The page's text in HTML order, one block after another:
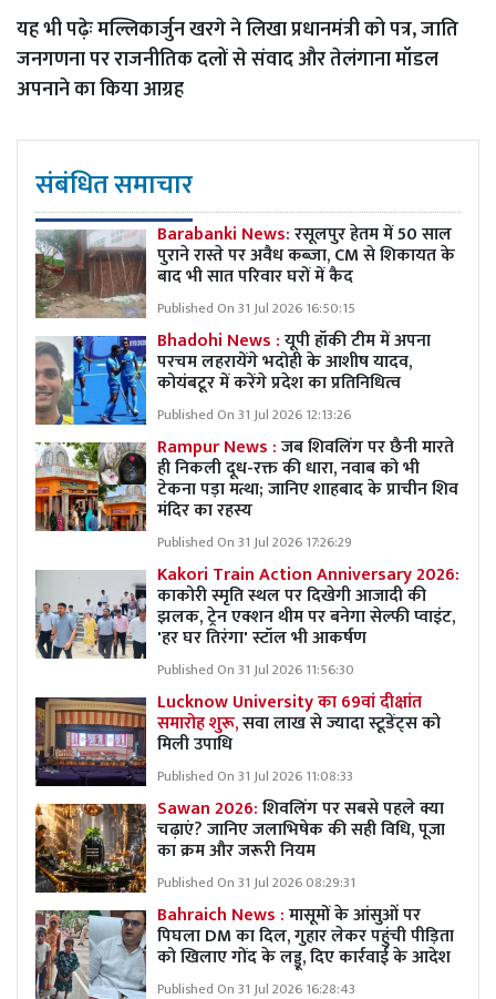
यह भी पढ़ेःमल्लिकार्जुन खरगे ने लिखा प्रधानमंत्री को पत्र, जाति
जनगणना पर राजनीतिक दलों से संवाद और तेलंगाना मॉडल
अपनाने का किया आग्रह
संबंधित समाचार
Barabanki News:रसूलपुर हेतम में 50 साल
पुराने रास्ते पर अवैध कब्ज़ा, CM से शिकायत के
बाद भी सात परिवार घरों में कैद
Published On 31 Jul 2026 16:50:15
Bhadohi News :यूपी हॉकी टीम में अपना
परचम लहरायेंगे भदोही के आशीष यादव,
कोयंबटूर में करेंगे प्रदेश का प्रतिनिधित्व
Published On 31 Jul 2026 12:13:26
Rampur News :जब शिवलिंग पर छैनी मारते
ही निकली दूध-रक्त की धारा, नवाब को भी
टेकना पड़ा मत्था; जानिए शाहबाद के प्राचीन शिव
मंदिर का रहस्य
Published On 31 Jul 2026 17:26:29
Kakori Train Action Anniversary 2026:
काकोरी स्मृति स्थल पर दिखेगी आजादी की
झलक, ट्रेन एक्शन थीम पर बनेगा सेल्फी प्वाइंट,
'हर घर तिरंगा' स्टॉल भी आकर्षण
Published On 31 Jul 2026 11:56:30
Lucknow University का 69वां दीक्षांत
समारोह शुरू,सवा लाख से ज्यादा स्टूडेंट्स को
मिली उपाधि
Published On 31 Jul 2026 11:08:33
Sawan 2026:शिवलिंग पर सबसे पहले क्या
चढ़ाएं? जानिए जलाभिषेक की सही विधि, पूजा
का क्रम और जरूरी नियम
Published On 31 Jul 2026 08:29:31
Bahraich News :मासूमों के आंसुओं पर
पिघला DM का दिल, गुहार लेकर पहुंची पीड़िता
को खिलाए गोंद के लड्डू, दिए कार्रवाई के आदेश
Published On 31 Jul 2026 16:28:43